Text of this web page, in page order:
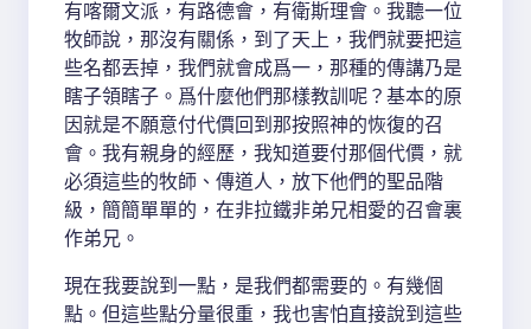
有喀爾文派，有路德會，有衛斯理會。我聽一位
牧師說，那沒有關係，到了天上，我們就要把這
些名都丟掉，我們就會成爲一，那種的傳講乃是
瞎子領瞎子。爲什麼他們那樣教訓呢？基本的原
因就是不願意付代價回到那按照神的恢復的召
會。我有親身的經歷，我知道要付那個代價，就
必須這些的牧師、傳道人，放下他們的聖品階
級，簡簡單單的，在非拉鐵非弟兄相愛的召會裏
作弟兄。
現在我要說到一點，是我們都需要的。有幾個
點。但這些點分量很重，我也害怕直接說到這些